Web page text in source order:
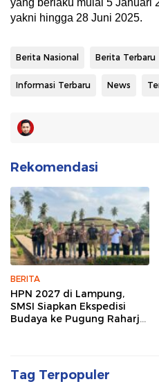
yang berlaku mulai 5 Januari
yakni hingga 28 Juni 2025.
Berita Nasional Berita Terbaru
Informasi Terbaru News
Rekomendasi
BERITA
HPN 2027 di Lampung,
SMSI Siapkan Ekspedisi
Budaya ke Pugung Raharjo
Tag Terpopuler